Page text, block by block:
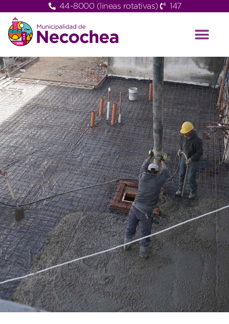
44-8000 (lineas rotativas) 147